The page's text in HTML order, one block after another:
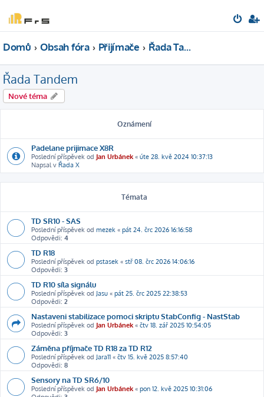
Domů Obsah fóra Přijímače Řada Tandem
Řada Tandem
Nové téma
Oznámení
Padelane prijimace X8R
Poslední příspěvek od Jan Urbánek « úte 28. kvě 2024 10:37:13
Napsal v Řada X
Témata
TD SR10 - SAS
Poslední příspěvek od mezek « pát 24. črc 2026 16:16:58
Odpovědi: 4
TD R18
Poslední příspěvek od pstasek « stř 08. črc 2026 14:06:16
Odpovědi: 3
TD R10 síla signálu
Poslední příspěvek od Jasu « pát 25. črc 2025 22:38:53
Odpovědi: 2
Nastaveni stabilizace pomoci skriptu StabConfig - NastStab
Poslední příspěvek od Jan Urbánek « čtv 18. zář 2025 10:54:05
Odpovědi: 3
Záměna příjmače TD R18 za TD R12
Poslední příspěvek od Jara11 « čtv 15. kvě 2025 8:57:40
Odpovědi: 8
Sensory na TD SR6/10
Poslední příspěvek od Jan Urbánek « pon 12. kvě 2025 10:31:06